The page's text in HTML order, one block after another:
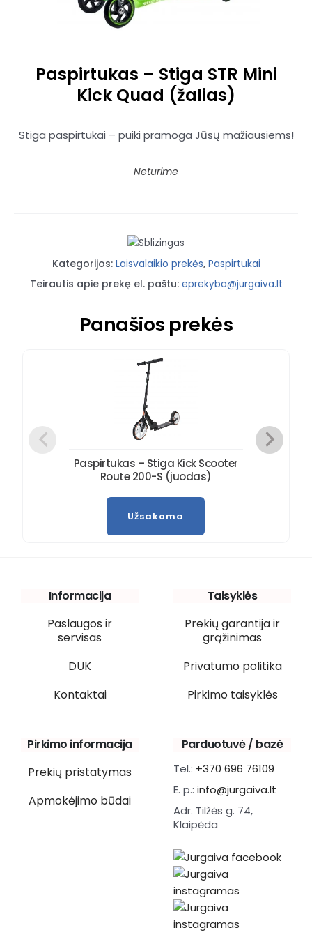
Paspirtukas – Stiga STR Mini
Kick Quad (žalias)
Stiga paspirtukai – puiki pramoga Jūsų mažiausiems!
Neturime
Kategorijos: Laisvalaikio prekės, Paspirtukai
Teirautis apie prekę el. paštu: eprekyba@jurgaiva.lt
Panašios prekės
Paspirtukas – Stiga Kick Scooter
Route 200-S (juodas)
Užsakoma
Informacija
Paslaugos ir
servisas
DUK
Kontaktai
Taisyklės
Prekių garantija ir
grąžinimas
Privatumo politika
Pirkimo taisyklės
Pirkimo informacija
Prekių pristatymas
Apmokėjimo būdai
Parduotuvė / bazė
Tel.: +370 696 76109
E. p.: info@jurgaiva.lt
Adr. Tilžės g. 74,
Klaipėda